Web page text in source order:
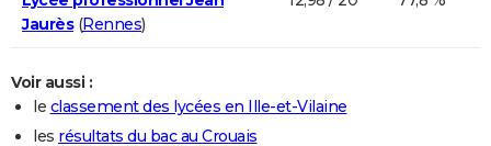
Jaurès(Rennes)
Voir aussi :
le classement des lycées en Ille-et-Vilaine
les résultats du bac au Crouais